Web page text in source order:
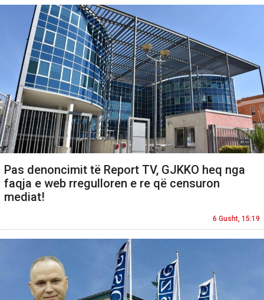
Pas denoncimit të Report TV, GJKKO heq nga
faqja e web rregulloren e re që censuron
mediat!
6 Gusht, 15:19